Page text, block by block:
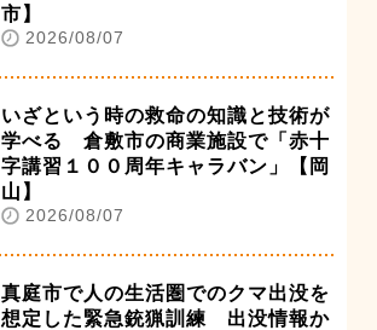
市】
2026/08/07
いざという時の救命の知識と技術が
学べる 倉敷市の商業施設で「赤十
字講習１００周年キャラバン」【岡
山】
2026/08/07
真庭市で人の生活圏でのクマ出没を
想定した緊急銃猟訓練 出没情報か